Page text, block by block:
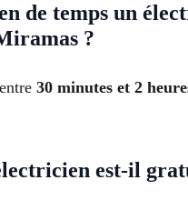
de temps un
?
30 minutes et 2
est-il